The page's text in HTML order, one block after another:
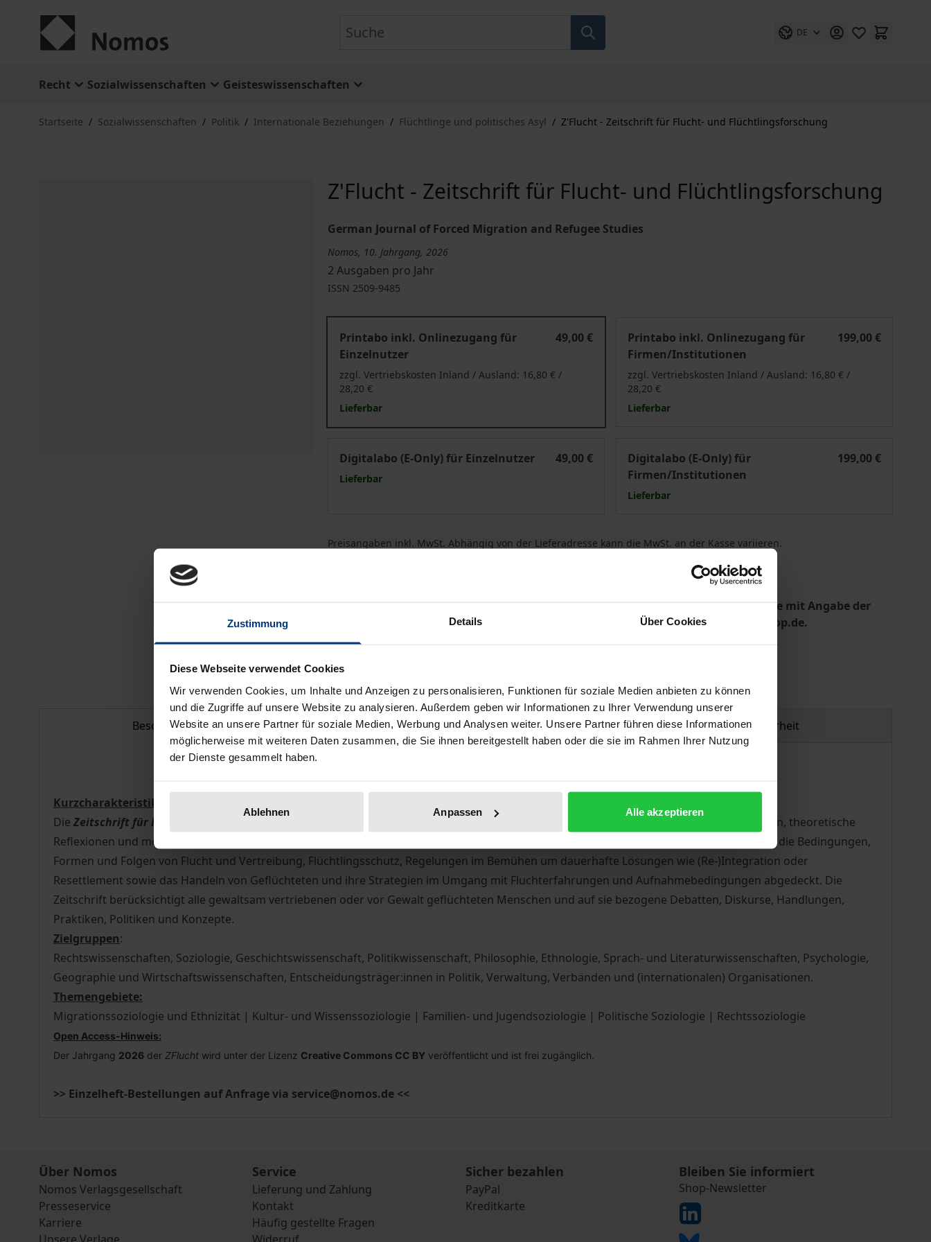
Zustimmung Details Über Cookies
Diese Webseite verwendet Cookies
Wir verwenden Cookies, um Inhalte und Anzeigen zu personalisieren, Funktionen für soziale Medien anbieten zu können
und die Zugriffe auf unsere Website zu analysieren. Außerdem geben wir Informationen zu Ihrer Verwendung unserer
Website an unsere Partner für soziale Medien, Werbung und Analysen weiter. Unsere Partner führen diese Informationen
möglicherweise mit weiteren Daten zusammen, die Sie ihnen bereitgestellt haben oder die sie im Rahmen Ihrer Nutzung
der Dienste gesammelt haben.
Ablehnen Anpassen Alle akzeptieren
DE
Recht Sozialwissenschaften Geisteswissenschaften
Startseite / Sozialwissenschaften / Politik / Internationale Beziehungen / Flüchtlinge und politisches Asyl / Z'Flucht - Zeitschrift für Flucht- und Flüchtlingsforschung
Z'Flucht - Zeitschrift für Flucht- und Flüchtlingsforschung
German Journal of Forced Migration and Refugee Studies
Nomos, 10. Jahrgang, 2026
2 Ausgaben pro Jahr
ISSN 2509-9485
Printabo inkl. Onlinezugang für
Einzelnutzer
49,00 €
zzgl. Vertriebskosten Inland / Ausland: 16,80 € /
28,20 €
Lieferbar
Printabo inkl. Onlinezugang für
Firmen/Institutionen
199,00 €
zzgl. Vertriebskosten Inland / Ausland: 16,80 € /
28,20 €
Lieferbar
Digitalabo (E-Only) für Einzelnutzer
49,00 €
Lieferbar
Digitalabo (E-Only) für
Firmen/Institutionen
199,00 €
Lieferbar
Preisangaben inkl. MwSt. Abhängig von der Lieferadresse kann die MwSt. an der Kasse variieren.
Bei Bestellungen von Zeitschriften außerhalb von DE und CH wenden Sie sich bitte mit Angabe der
Zeitschrift, des Abotyps sowie Ihrer Kontaktdaten per Mail an service@nomos-shop.de.
Kündigung 6 Wochen zum Kalenderjahresende
Beschreibung Bibliografische Angaben Produktsicherheit
Kurzcharakteristik:
Die Zeitschrift für Flucht- und Flüchtlingsforschung
dient dem wissenschaftlichen Austausch im Forschungsfeld durch empirische Studien, theoretische
Reflexionen und methodische Diskussionen. Mit internationalem, regionalem oder nationalem Bezug werden unter anderem Aspekte wie die Bedingungen,
Formen und Folgen von Flucht und Vertreibung, Flüchtlingsschutz, Regelungen im Bemühen um dauerhafte Lösungen wie (Re-)Integration oder
Resettlement sowie das Handeln von Geflüchteten und ihre Strategien im Umgang mit Fluchterfahrungen und Aufnahmebedingungen abgedeckt. Die
Zeitschrift berücksichtigt alle gewaltsam vertriebenen oder vor Gewalt geflüchteten Menschen und auf sie bezogene Debatten, Diskurse, Handlungen,
Praktiken, Politiken und Konzepte.
Zielgruppen:
Rechtswissenschaften, Soziologie, Geschichtswissenschaft, Politikwissenschaft, Philosophie, Ethnologie, Sprach- und Literaturwissenschaften, Psychologie,
Geographie und Wirtschaftswissenschaften, Entscheidungsträger:innen in Politik, Verwaltung, Verbänden und (internationalen) Organisationen.
Themengebiete:
Migrationssoziologie und Ethnizität | Kultur- und Wissenssoziologie | Familien- und Jugendsoziologie | Politische Soziologie | Rechtssoziologie
Open Access-Hinweis:
Der Jahrgang 2026 der ZFlucht wird unter der Lizenz Creative Commons CC BY veröffentlicht und ist frei zugänglich.
>> Einzelheft-Bestellungen auf Anfrage via service@nomos.de <<
Über Nomos
Nomos Verlagsgesellschaft
Presseservice
Karriere
Service
Lieferung und Zahlung
Kontakt
Häufig gestellte Fragen
Sicher bezahlen
PayPal
Kreditkarte
Bleiben Sie informiert
Shop-Newsletter